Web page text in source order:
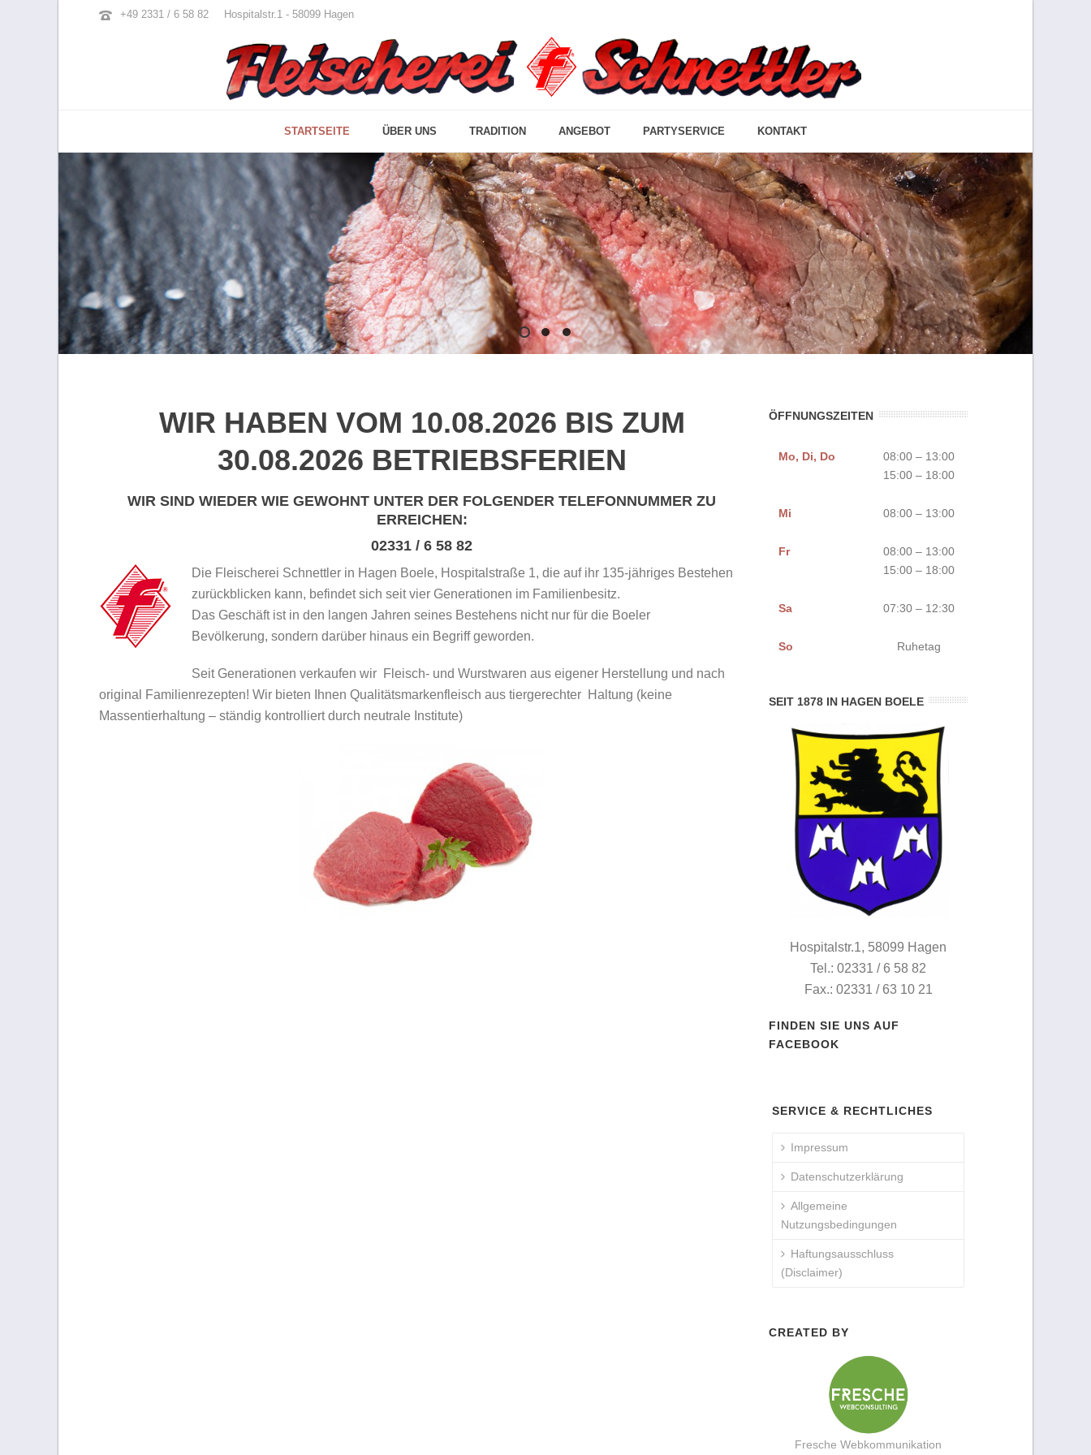
+49 2331 / 6 58 82 Hospitalstr.1 - 58099 Hagen
STARTSEITE ÜBER UNS TRADITION ANGEBOT PARTYSERVICE KONTAKT
WIR HABEN VOM 10.08.2026 BIS ZUM
30.08.2026 BETRIEBSFERIEN
WIR SIND WIEDER WIE GEWOHNT UNTER DER FOLGENDER TELEFONNUMMER ZU
ERREICHEN:
02331 / 6 58 82
Die Fleischerei Schnettler in Hagen Boele, Hospitalstraße 1, die auf ihr 135-jähriges Bestehen
zurückblicken kann, befindet sich seit vier Generationen im Familienbesitz.
Das Geschäft ist in den langen Jahren seines Bestehens nicht nur für die Boeler
Bevölkerung, sondern darüber hinaus ein Begriff geworden.
Seit Generationen verkaufen wir Fleisch- und Wurstwaren aus eigener Herstellung und nach
original Familienrezepten! Wir bieten Ihnen Qualitätsmarkenfleisch aus tiergerechter Haltung (keine
Massentierhaltung – ständig kontrolliert durch neutrale Institute)
ÖFFNUNGSZEITEN
Mo, Di, Do
08:00 – 13:00
15:00 – 18:00
Mi 08:00 – 13:00
Fr
08:00 – 13:00
15:00 – 18:00
Sa 07:30 – 12:30
So Ruhetag
SEIT 1878 IN HAGEN BOELE
Hospitalstr.1, 58099 Hagen
Tel.: 02331 / 6 58 82
Fax.: 02331 / 63 10 21
FINDEN SIE UNS AUF
FACEBOOK
SERVICE & RECHTLICHES
Impressum
Datenschutzerklärung
Allgemeine
Nutzungsbedingungen
Haftungsausschluss
(Disclaimer)
CREATED BY
Fresche Webkommunikation